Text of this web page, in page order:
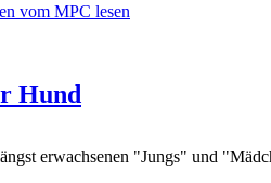
vom MPC lesen
Hund
erwachsenen "Jungs" und